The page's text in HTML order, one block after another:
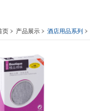
页 产品展示 酒店用品系列